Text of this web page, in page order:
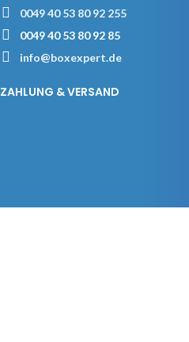
0049 40 53 80 92 255
0049 40 53 80 92 85
info@boxexpert.de
ZAHLUNG & VERSAND